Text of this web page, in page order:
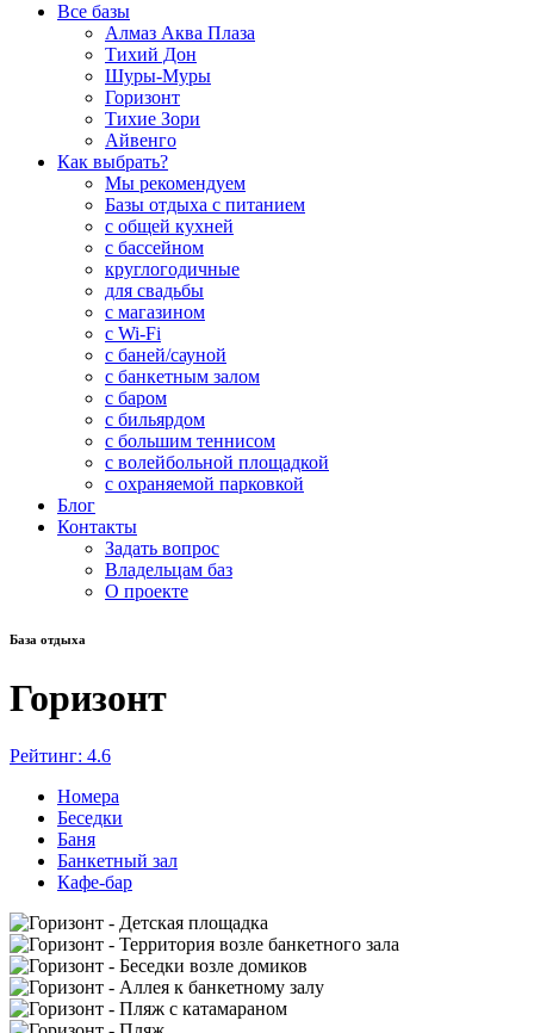
Все базы
Алмаз Аква Плаза
Тихий Дон
Шуры-Муры
Горизонт
Тихие Зори
Айвенго
Как выбрать?
Мы рекомендуем
Базы отдыха с питанием
с общей кухней
с бассейном
круглогодичные
для свадьбы
с магазином
с Wi-Fi
с баней/сауной
с банкетным залом
с баром
с бильярдом
с большим теннисом
с волейбольной площадкой
с охраняемой парковкой
Блог
Контакты
Задать вопрос
Владельцам баз
О проекте
База отдыха
Горизонт
Рейтинг: 4.6
Номера
Беседки
Баня
Банкетный зал
Кафе-бар